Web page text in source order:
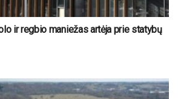
ir regbio maniežas artėja prie statybų